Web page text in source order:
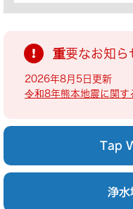
重要なお知ら
2026年8月5日更新
令和8年熊本地震に関す
Tap
浄水